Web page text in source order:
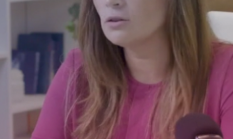
Ver todos los vídeos